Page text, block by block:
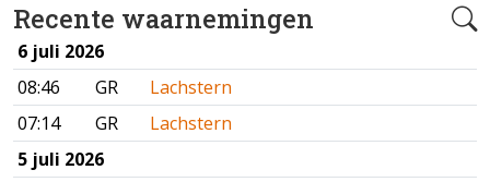
Recente waarnemingen
6 juli 2026
08:46
GR
Lachstern
07:14
GR
Lachstern
5 juli 2026